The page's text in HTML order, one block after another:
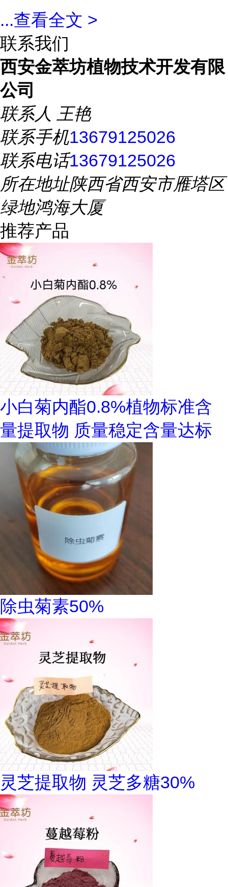
...查看全文 >
联系我们
西安金萃坊植物技术开发有限
公司
联系人 王艳
联系手机13679125026
联系电话13679125026
所在地址陕西省西安市雁塔区
绿地鸿海大厦
推荐产品
小白菊内酯0.8%植物标准含
量提取物 质量稳定含量达标
除虫菊素50%
灵芝提取物 灵芝多糖30%